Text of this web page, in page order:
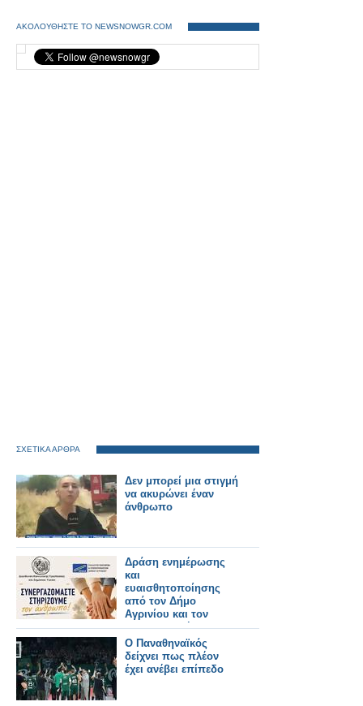
ΑΚΟΛΟΥΘΗΣΤΕ ΤΟ NEWSNOWGR.COM
ΣΧΕΤΙΚΑ ΑΡΘΡΑ
Δεν μπορεί μια στιγμή
να ακυρώνει έναν
άνθρωπο
Δράση ενημέρωσης
και
ευαισθητοποίησης
από τον Δήμο
Αγρινίου και τον
ΣΕΕΔΑ με μήνυμα
«Συνεργαζόμαστε –
Στηρίζουμε τον
άνθρωπο»
Ο Παναθηναϊκός
δείχνει πως πλέον
έχει ανέβει επίπεδο